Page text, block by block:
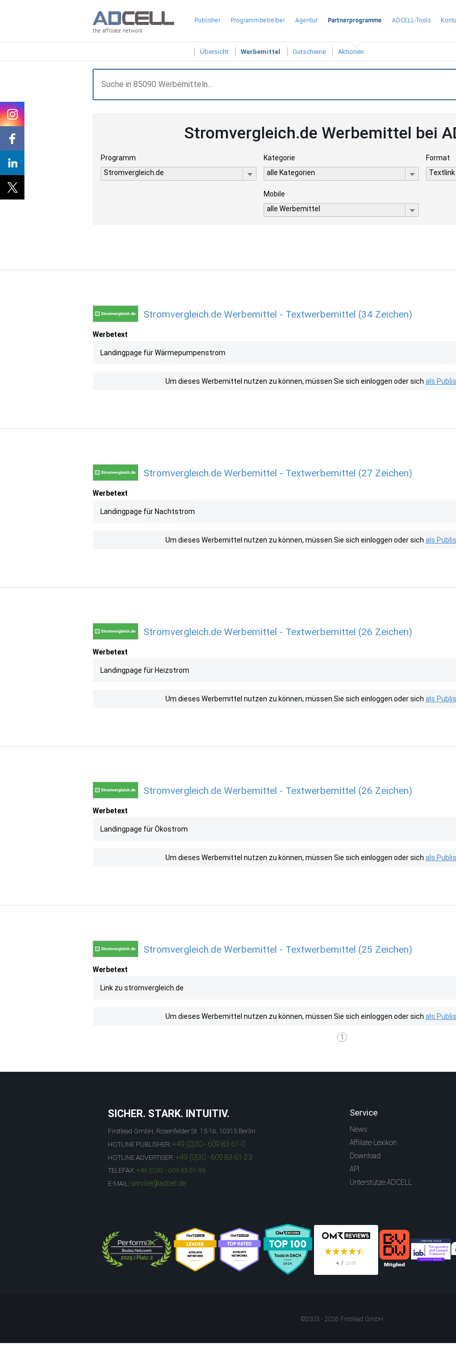
the affiliate network
Publisher Programmbetreiber Agentur Partnerprogramme ADCELL-Tools
Übersicht Werbemittel Gutscheine Aktionen
Stromvergleich.de Werbemittel bei
Programm
Stromvergleich.de
Kategorie
alle Kategorien
Format
Textlink
Mobile
alle Werbemittel
Stromvergleich.de Werbemittel - Textwerbemittel (34 Zeichen)
Werbetext
Landingpage für Wärmepumpenstrom
Um dieses Werbemittel nutzen zu können, müssen Sie sich einloggen oder sich als
Stromvergleich.de Werbemittel - Textwerbemittel (27 Zeichen)
Werbetext
Landingpage für Nachtstrom
Um dieses Werbemittel nutzen zu können, müssen Sie sich einloggen oder sich als
Stromvergleich.de Werbemittel - Textwerbemittel (26 Zeichen)
Werbetext
Landingpage für Heizstrom
Um dieses Werbemittel nutzen zu können, müssen Sie sich einloggen oder sich als
Stromvergleich.de Werbemittel - Textwerbemittel (26 Zeichen)
Werbetext
Landingpage für Ökostrom
Um dieses Werbemittel nutzen zu können, müssen Sie sich einloggen oder sich als
Stromvergleich.de Werbemittel - Textwerbemittel (25 Zeichen)
Werbetext
Link zu stromvergleich.de
Um dieses Werbemittel nutzen zu können, müssen Sie sich einloggen oder sich als
1
SICHER. STARK. INTUITIV.
Firstlead GmbH, Rosenfelder St. 15-16, 10315 Berlin
HOTLINE PUBLISHER: +49 (0)30 - 609 83 61-0
HOTLINE ADVERTISER: +49 (0)30 - 609 83 61-23
TELEFAX: +49 (0)30 - 609 83 61-99
E-MAIL: service@adcell.de
Service
News
Affiliate-Lexikon
Download
API
Unterstütze ADCELL
©2003 - 2026 Firstlead GmbH